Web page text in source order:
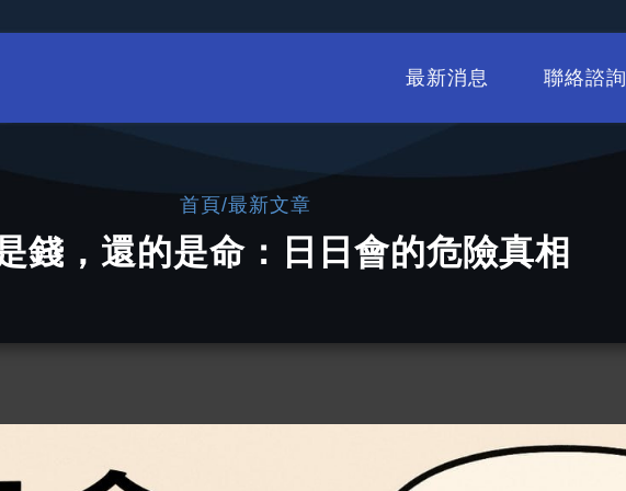
最新消息 聯絡諮詢
首頁/最新文章
錢，還的是命：日日會的危險真相